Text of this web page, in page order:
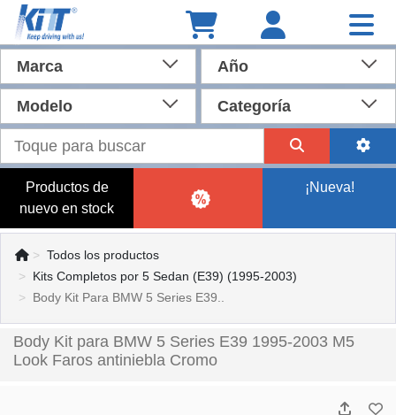
Marca Año
Modelo Categoría
Productos de
nuevo en stock
¡Nueva!
Todos los productos
Kits Completos por 5 Sedan (E39) (1995-2003)
Body Kit Para BMW 5 Series E39..
Body Kit para BMW 5 Series E39 1995-2003 M5
Look Faros antiniebla Cromo